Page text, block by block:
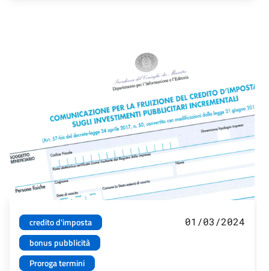
credito d'imposta
bonus pubblicità
Proroga termini
01/03/2024